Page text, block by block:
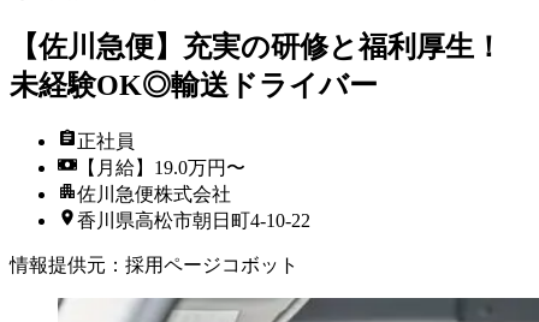
【佐川急便】充実の研修と福利厚生！
未経験OK◎輸送ドライバー
正社員
【月給】19.0万円〜
佐川急便株式会社
香川県高松市朝日町4-10-22
情報提供元 ： 採用ページコボット